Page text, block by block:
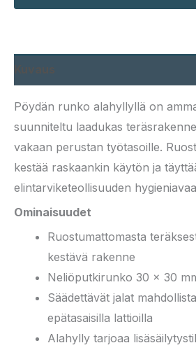
Pöydän runko alahyllyllä on
suunniteltu laadukas
vakaan perustan työtasoille.
kestää raskaankin käytön ja
elintarviketeollisuuden
Ominaisuudet
Ruostumattomasta
kestävä rakenne
Neliöputkirunko 30 × 30
Säädettävät jalat
epätasaisilla lattioilla
Alahylly tarjoaa